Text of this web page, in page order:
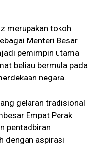
merupakan tokoh
Menteri Besar
pemimpin utama
beliau bermula pada
negara.
gelaran tradisional
Empat Perak
pentadbiran
dengan aspirasi